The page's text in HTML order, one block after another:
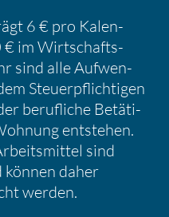
6 € pro Kalen­
€ im Wirtschafts-
sind alle Aufwen­
Steuer­pflich­tigen
beruf­liche Betäti­
entstehen.
sind
daher
werden.